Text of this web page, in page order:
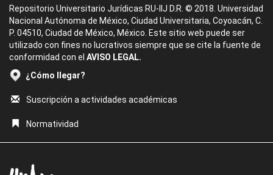
Repositorio Universitario Jurídicas RU-IIJ D.R. © 2018. Universidad
Nacional Autónoma de México, Ciudad Universitaria, Coyoacán, C.
P. 04510, Ciudad de México, México. Este sitio web puede ser
utilizado con fines no lucrativos siempre que se cite la fuente de
conformidad con el AVISO LEGAL.
¿Cómo llegar?
Suscripción a actividades académicas
Normatividad